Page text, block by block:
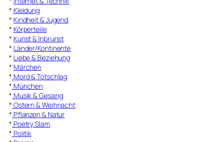
* Kleidung
* Kindheit & Jugend
* Körperteile
* Kunst & Inbrunst
* Länder/Kontinente
* Liebe & Beziehung
* Märchen
* Mord & Totschlag
* München
* Musik & Gesang
* Ostern & Weihnacht
* Pflanzen & Natur
* Poetry Slam
* Politik